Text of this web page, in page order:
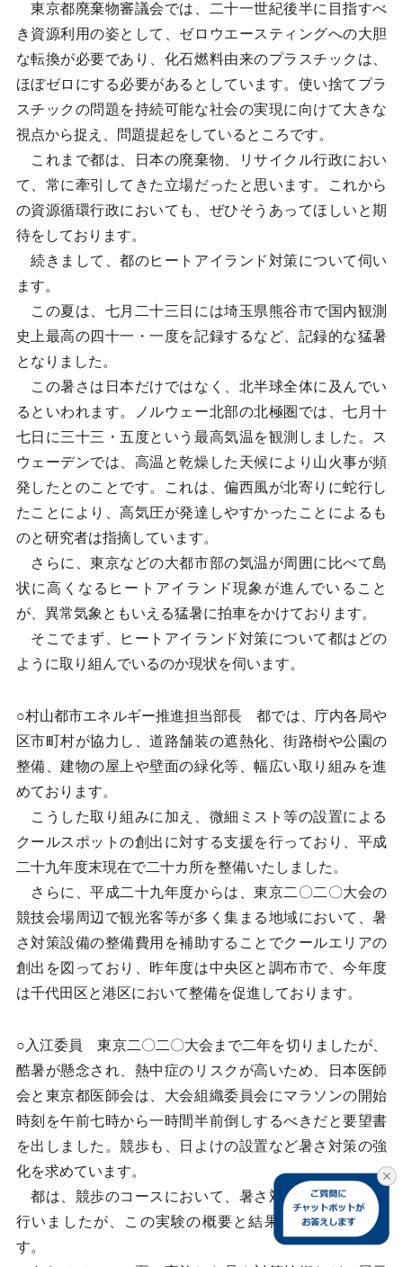
東京都廃棄物審議会では、二十一世紀後半に目指すべ
き資源利用の姿として、ゼロウエースティングへの大胆
な転換が必要であり、化石燃料由来のプラスチックは、
ほぼゼロにする必要があるとしています。使い捨てプラ
スチックの問題を持続可能な社会の実現に向けて大きな
視点から捉え、問題提起をしているところです。
これまで都は、日本の廃棄物、リサイクル行政におい
て、常に牽引してきた立場だったと思います。これから
の資源循環行政においても、ぜひそうあってほしいと期
待をしております。
続きまして、都のヒートアイランド対策について伺い
ます。
この夏は、七月二十三日には埼玉県熊谷市で国内観測
史上最高の四十一・一度を記録するなど、記録的な猛暑
となりました。
この暑さは日本だけではなく、北半球全体に及んでい
るといわれます。ノルウェー北部の北極圏では、七月十
七日に三十三・五度という最高気温を観測しました。ス
ウェーデンでは、高温と乾燥した天候により山火事が頻
発したとのことです。これは、偏西風が北寄りに蛇行し
たことにより、高気圧が発達しやすかったことによるも
のと研究者は指摘しています。
さらに、東京などの大都市部の気温が周囲に比べて島
状に高くなるヒートアイランド現象が進んでいること
が、異常気象ともいえる猛暑に拍車をかけております。
そこでまず、ヒートアイランド対策について都はどの
ように取り組んでいるのか現状を伺います。
○村山都市エネルギー推進担当部長 都では、庁内各局や
区市町村が協力し、道路舗装の遮熱化、街路樹や公園の
整備、建物の屋上や壁面の緑化等、幅広い取り組みを進
めております。
こうした取り組みに加え、微細ミスト等の設置による
クールスポットの創出に対する支援を行っており、平成
二十九年度末現在で二十カ所を整備いたしました。
さらに、平成二十九年度からは、東京二〇二〇大会の
競技会場周辺で観光客等が多く集まる地域において、暑
さ対策設備の整備費用を補助することでクールエリアの
創出を図っており、昨年度は中央区と調布市で、今年度
は千代田区と港区において整備を促進しております。
○入江委員 東京二〇二〇大会まで二年を切りましたが、
酷暑が懸念され、熱中症のリスクが高いため、日本医師
会と東京都医師会は、大会組織委員会にマラソンの開始
時刻を午前七時から一時間半前倒しするべきだと要望書
を出しました。競歩も、日よけの設置など暑さ対策の強
化を求めています。
都は、競歩のコースにおいて、暑さ対策の実証実験を
行いましたが、この実験の概要と結果について伺いま
す。